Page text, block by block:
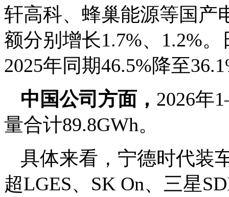
轩高科、蜂巢能源等国产
额分别增长1.7%、1.2%
2025年同期46.5%降至
中国公司方面， 2026年
量合计89.8GWh。
具体来看，宁德时代装
超LGES、SK On、三星